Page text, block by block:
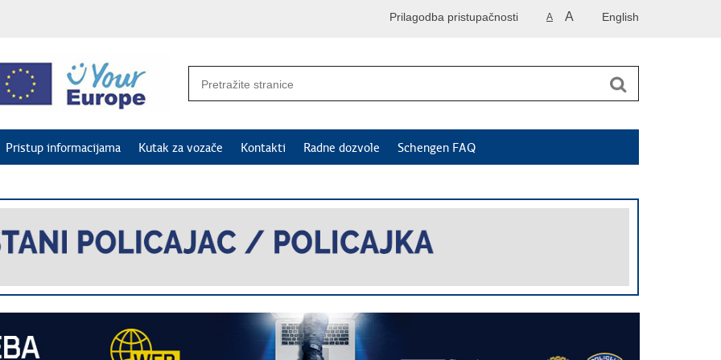
English
A A
Prilagodba pristupačnosti
Pristup informacijama Kutak za vozače Kontakti Radne dozvole Schengen FAQ